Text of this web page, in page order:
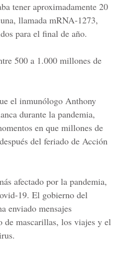
tener aproximadamente 20
llamada mRNA-1273,
para el final de año.
500 a 1.000 millones de
el inmunólogo Anthony
durante la pandemia,
en que millones de
del feriado de Acción
afectado por la pandemia,
19. El gobierno del
enviado mensajes
de mascarillas, los viajes y el